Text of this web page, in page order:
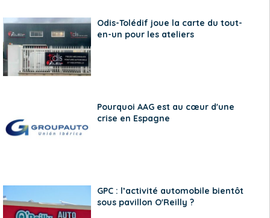
Odis-Tolédif joue la carte du tout-
en-un pour les ateliers
Pourquoi AAG est au cœur d'une
crise en Espagne
GPC : l’activité automobile bientôt
sous pavillon O'Reilly ?